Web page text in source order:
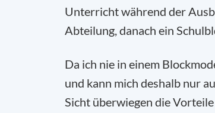
Unterricht während der
Abteilung, danach ein
Da ich nie in einem
und kann mich deshalb nur
Sicht überwiegen die